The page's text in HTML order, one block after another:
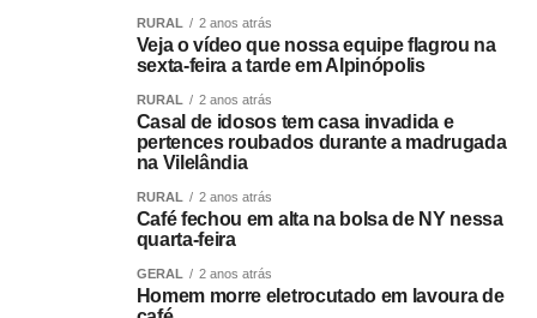
RURAL 2 anos atrás
Veja o vídeo que nossa equipe flagrou na
sexta-feira a tarde em Alpinópolis
RURAL 2 anos atrás
Casal de idosos tem casa invadida e
pertences roubados durante a madrugada
na Vilelândia
RURAL 2 anos atrás
Café fechou em alta na bolsa de NY nessa
quarta-feira
GERAL 2 anos atrás
Homem morre eletrocutado em lavoura de